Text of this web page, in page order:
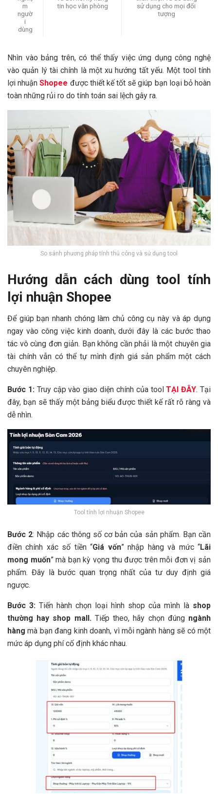
m
ngườ
i
dùng
tin học văn phòng
sử dụng cho mọi đối
tượng
Nhìn vào bảng trên, có thể thấy việc ứng dụng công nghệ
vào quản lý tài chính là một xu hướng tất yếu. Một tool tính
lợi nhuậnShopee được thiết kế tốt sẽ giúp bạn loại bỏ hoàn
toàn những rủi ro do tính toán sai lệch gây ra.
So sánh phương pháp tính thủ công và sử dụng tool
Hướng dẫn cách dùng tool tính
lợi nhuận Shopee
Để giúp bạn nhanh chóng làm chủ công cụ này và áp dụng
ngay vào công việc kinh doanh, dưới đây là các bước thao
tác vô cùng đơn giản. Bạn không cần phải là một chuyên gia
tài chính vẫn có thể tự mình định giá sản phẩm một cách
chuyên nghiệp.
Bước 1:Truy cập vào giao diện chính của toolTẠI ĐÂY. Tại
đây, bạn sẽ thấy một bảng biểu được thiết kế rất rõ ràng và
dễ nhìn.
Tool tính lợi nhuận Shopee
Bước 2: Nhập các thông số cơ bản của sản phẩm. Bạn cần
điền chính xác số tiền “Giá vốn” nhập hàng và mức “Lãi
mong muốn” mà bạn kỳ vọng thu được trên mỗi đơn vị sản
phẩm. Đây là bước quan trọng nhất của tư duy định giá
ngược.
Bước 3: Tiến hành chọn loại hình shop của mình là shop
thường hay shop mall. Tiếp theo, hãy chọn đúng ngành
hàng mà bạn đang kinh doanh, vì mỗi ngành hàng sẽ có một
mức áp dụng phí cố định khác nhau.